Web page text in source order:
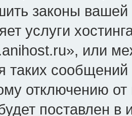
законы
услуги
или
таких
отключению
поставлен в